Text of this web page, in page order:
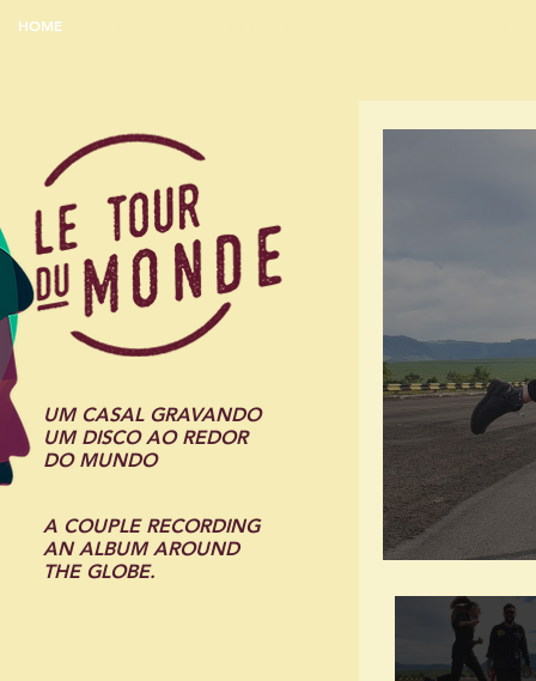
HOME
UM CASAL GRAVANDO
UM DISCO AO REDOR
DO MUNDO
A COUPLE RECORDING
AN ALBUM AROUND
THE GLOBE.